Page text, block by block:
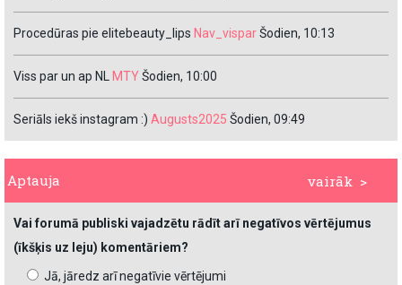
Procedūras pie elitebeauty_lips Nav_visparŠodien, 10:13
Viss par un ap NL MTYŠodien, 10:00
Seriāls iekš instagram :) Augusts2025 Šodien, 09:49
vairāk >
Aptauja
Vai forumā publiski vajadzētu rādīt arī negatīvos vērtējumus
(īkšķis uz leju) komentāriem?
Jā, jāredz arī negatīvie vērtējumi